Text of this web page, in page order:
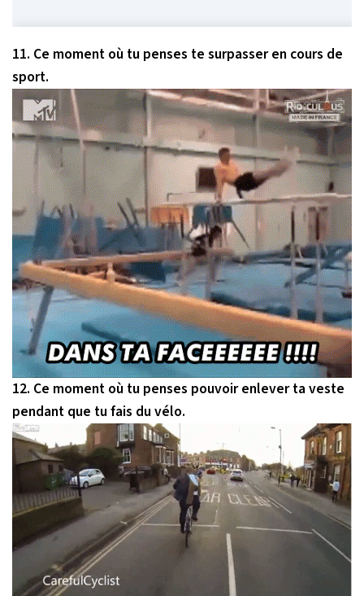
11. Ce moment où tu penses te surpasser en cours de
sport.
12. Ce moment où tu penses pouvoir enlever ta veste
pendant que tu fais du vélo.